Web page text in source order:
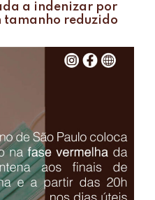
a indenizar por
tamanho reduzido